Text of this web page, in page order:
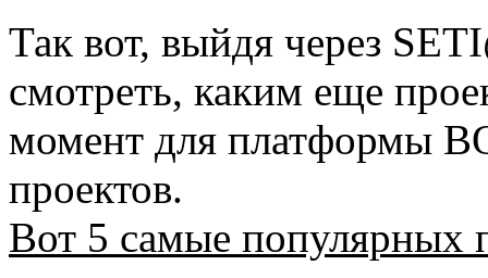
Так вот, выйдя через
смотреть, каким еще
момент для платформы
проектов.
Вот 5 самые популярных